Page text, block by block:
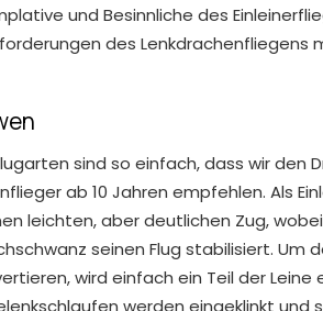
und Besinnliche des
des Lenkdrachenfliegens
sind so einfach, dass wir den
ab 10 Jahren empfehlen. Als
leichten, aber deutlichen Zug,
seinen Flug stabilisiert. Um
wird einfach ein Teil der Leine
werden eingeklinkt und